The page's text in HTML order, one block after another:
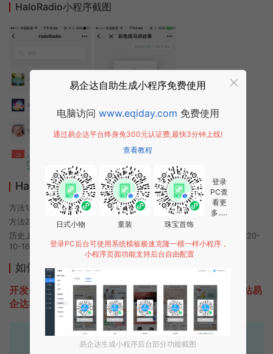
HaloRadio小程序截图
HaloRadio小程序使用方法
方法1. 使用微信扫描本页面上方二维码进入HaloRadio的小程序
方法2. 在微信中搜索“HaloRadio”即可进入小程序
历史上的今时小程序由HaloRadio团队开发，易企达小程序商店于2020-
10-16 00:42发布
如何开发类似HaloRadio的小程序
开发一款类似HaloRadio的小程序不难，只需要咨询本站易
企达客服即可为您定制开发，免费提供报价。
易企达10年行业沉淀！
易企达自助生成小程序免费使用
电脑访问 www.eqiday.com 免费使用
通过易企达平台终身免300元认证费,最快3分钟上线!
查看教程
日式小物 童装 珠宝首饰
登录
PC查
看更
多.....
登录PC后台可使用系统模板极速克隆一模一样小程序，
小程序页面功能支持后台自由配置
易企达生成小程序后台部分功能截图